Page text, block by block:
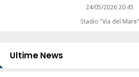
24/05/2026 20:45
Stadio "Via del Mare"
Ultime News